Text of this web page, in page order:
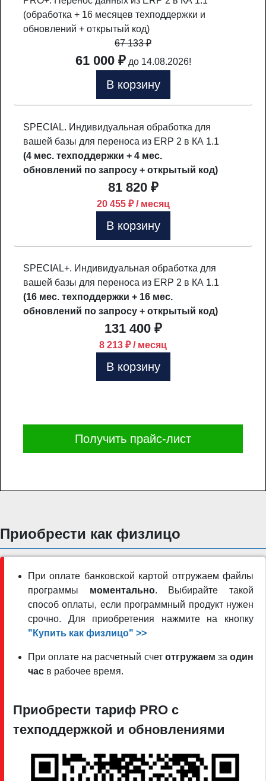
(обработка + 16 месяцев техподдержки и
обновлений + открытый код)
67 133₽
61 000 ₽до 14.08.2026!
В корзину
SPECIAL. Индивидуальная обработка для
вашей базы для переноса из ERP 2 в КА 1.1
(4 мес. техподдержки + 4 мес.
обновлений по запросу + открытый код)
81 820 ₽
20 455 ₽ / месяц
В корзину
SPECIAL+. Индивидуальная обработка для
вашей базы для переноса из ERP 2 в КА 1.1
(16 мес. техподдержки + 16 мес.
обновлений по запросу + открытый код)
131 400 ₽
8 213 ₽ / месяц
В корзину
Получить прайс-лист
Приобрести как физлицо
При оплате банковской картой отгружаем файлы
программы моментально. Выбирайте такой
способ оплаты, если программный продукт нужен
срочно. Для приобретения нажмите на кнопку
"Купить как физлицо" >>
При оплате на расчетный счет отгружаем заодин
час в рабочее время.
Приобрести тариф PRO c
техподдержкой и обновлениями